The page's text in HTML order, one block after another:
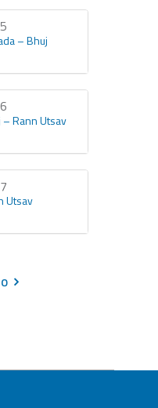
– Bhuj
– Rann Utsav
Utsav
este itinerário